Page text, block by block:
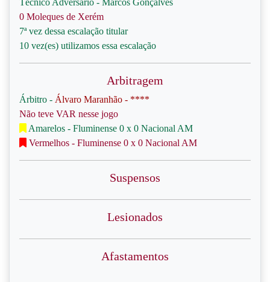
Técnico Adversário - Marcos Gonçalves
0 Moleques de Xerém
7ª vez dessa escalação titular
10 vez(es) utilizamos essa escalação
Arbitragem
Árbitro - Álvaro Maranhão - ****
Não teve VAR nesse jogo
Amarelos - Fluminense 0 x 0 Nacional AM
Vermelhos - Fluminense 0 x 0 Nacional AM
Suspensos
Lesionados
Afastamentos